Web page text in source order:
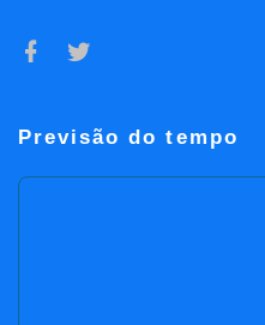
Previsão do tempo